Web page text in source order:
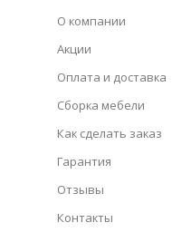
О компании
Акции
Оплата и доставка
Сборка мебели
Как сделать заказ
Гарантия
Отзывы
Контакты